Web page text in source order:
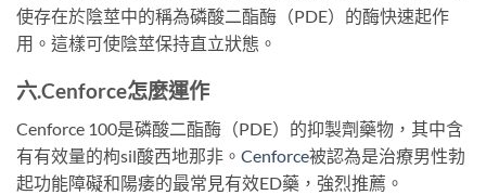
使存在於陰莖中的稱為磷酸二酯酶（PDE）的酶快速起作
用。這樣可使陰莖保持直立狀態。
六.Cenforce怎麼運作
Cenforce 100是磷酸二酯酶（PDE）的抑製劑藥物，其中含
有有效量的枸sil酸西地那非。 Cenforce被認為是治療男性勃
起功能障礙和陽痿的最常見有效ED藥，強烈推薦。